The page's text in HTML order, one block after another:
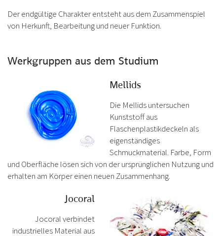
Der endgültige Charakter entsteht aus dem Zusammenspiel
von Herkunft, Bearbeitung und neuer Funktion.
Werkgruppen aus dem Studium
Mellids
Die Mellids untersuchen
Kunststoff aus
Flaschenplastikdeckeln als
eigenständiges
Schmuckmaterial. Farbe, Form
und Oberfläche lösen sich von der ursprünglichen Nutzung und
erhalten am Körper einen neuen Zusammenhang.
Jocoral
Jocoral verbindet
industrielles Material aus